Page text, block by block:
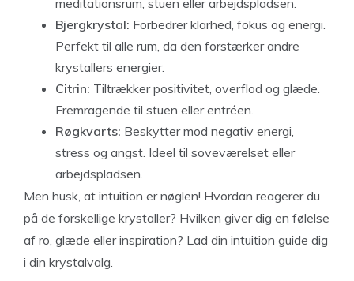
meditationsrum, stuen eller arbejdspladsen.
Bjergkrystal: Forbedrer klarhed, fokus og energi.
Perfekt til alle rum, da den forstærker andre
krystallers energier.
Citrin: Tiltrækker positivitet, overflod og glæde.
Fremragende til stuen eller entréen.
Røgkvarts: Beskytter mod negativ energi,
stress og angst. Ideel til soveværelset eller
arbejdspladsen.
Men husk, at intuition er nøglen! Hvordan reagerer du
på de forskellige krystaller? Hvilken giver dig en følelse
af ro, glæde eller inspiration? Lad din intuition guide dig
i din krystalvalg.